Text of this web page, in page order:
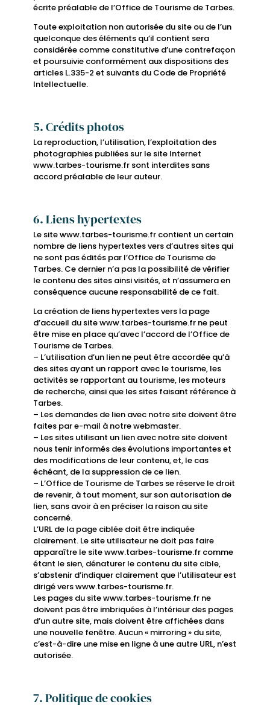
écrite préalable de l’Office de Tourisme de Tarbes.
Toute exploitation non autorisée du site ou de l’un
quelconque des éléments qu’il contient sera
considérée comme constitutive d’une contrefaçon
et poursuivie conformément aux dispositions des
articles L.335-2 et suivants du Code de Propriété
Intellectuelle.
5. Crédits photos
La reproduction, l’utilisation, l’exploitation des
photographies publiées sur le site Internet
www.tarbes-tourisme.fr sont interdites sans
accord préalable de leur auteur.
6. Liens hypertextes
Le site www.tarbes-tourisme.fr contient un certain
nombre de liens hypertextes vers d’autres sites qui
ne sont pas édités par l’Office de Tourisme de
Tarbes. Ce dernier n’a pas la possibilité de vérifier
le contenu des sites ainsi visités, et n’assumera en
conséquence aucune responsabilité de ce fait.
La création de liens hypertextes vers la page
d’accueil du site www.tarbes-tourisme.fr ne peut
être mise en place qu’avec l’accord de l’Office de
Tourisme de Tarbes.
– L’utilisation d’un lien ne peut être accordée qu’à
des sites ayant un rapport avec le tourisme, les
activités se rapportant au tourisme, les moteurs
de recherche, ainsi que les sites faisant référence à
Tarbes.
– Les demandes de lien avec notre site doivent être
faites par e-mail à notre webmaster.
– Les sites utilisant un lien avec notre site doivent
nous tenir informés des évolutions importantes et
des modifications de leur contenu, et, le cas
échéant, de la suppression de ce lien.
– L’Office de Tourisme de Tarbes se réserve le droit
de revenir, à tout moment, sur son autorisation de
lien, sans avoir à en préciser la raison au site
concerné.
L’URL de la page ciblée doit être indiquée
clairement. Le site utilisateur ne doit pas faire
apparaître le site www.tarbes-tourisme.fr comme
étant le sien, dénaturer le contenu du site cible,
s’abstenir d’indiquer clairement que l’utilisateur est
dirigé vers www.tarbes-tourisme.fr.
Les pages du site www.tarbes-tourisme.fr ne
doivent pas être imbriquées à l’intérieur des pages
d’un autre site, mais doivent être affichées dans
une nouvelle fenêtre. Aucun « mirroring » du site,
c’est-à-dire une mise en ligne à une autre URL, n’est
autorisée.
7. Politique de cookies